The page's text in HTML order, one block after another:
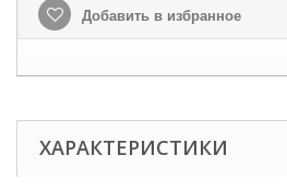
Добавить в избранное
ХАРАКТЕРИСТИКИ